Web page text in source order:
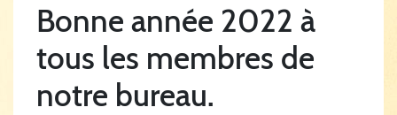
Bonne année 2022 à
tous les membres de
notre bureau.